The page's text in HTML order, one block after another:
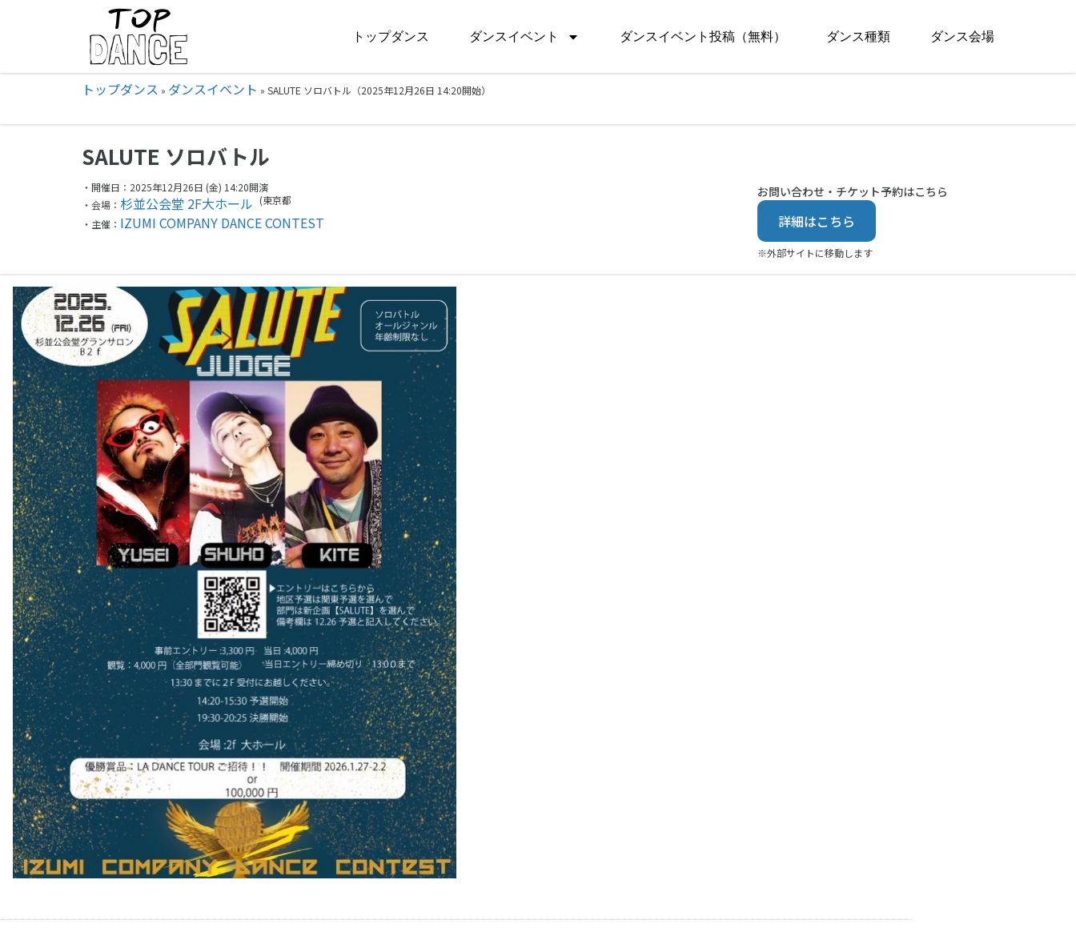
トップダンス ダンスイベント ダンスイベント投稿（無料） ダンス種類 ダンス会場
トップダンス » ダンスイベント » SALUTE ソロバトル（2025年12月26日 14:20開始）
SALUTE ソロバトル
・開催日：2025年12月26日 (金) 14:20開演
・会場： 杉並公会堂 2F大ホール (東京都
・主催： IZUMI COMPANY DANCE CONTEST
お問い合わせ・チケット予約はこちら
詳細はこちら
※外部サイトに移動します